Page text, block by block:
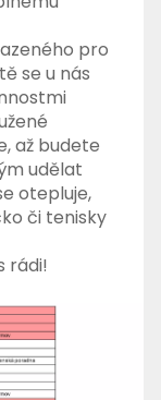
pro
se u nás
až budete
udělat
otepluje,
či tenisky
rádi!